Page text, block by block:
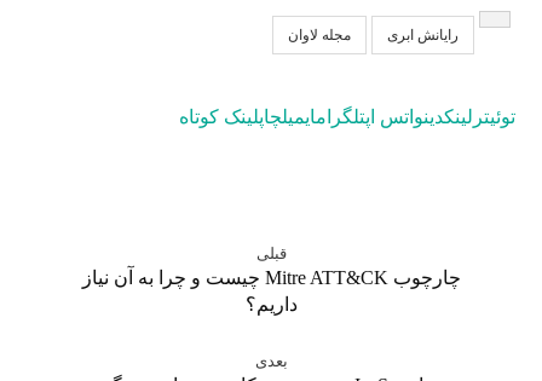
رایانش ابری مجله لاوان
توئیتر لینکدینواتس اپتلگرامایمیلچاپلینک کوتاه
قبلی
چارچوب Mitre ATT&CK چیست و چرا به آن نیاز
داریم؟
بعدی